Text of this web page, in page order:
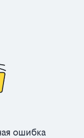
ошибка